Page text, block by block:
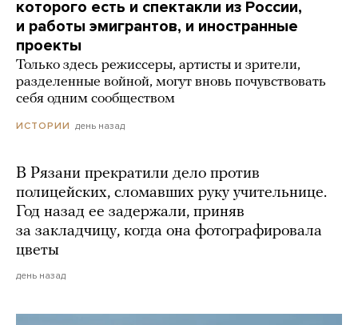
которого есть и спектакли из России,
и работы эмигрантов, и иностранные
проекты
Только здесь режиссеры, артисты и зрители,
разделенные войной, могут вновь почувствовать
себя одним сообществом
ИСТОРИИ день назад
В Рязани прекратили дело против
полицейских, сломавших руку учительнице.
Год назад ее задержали, приняв
за закладчицу, когда она фотографировала
цветы
день назад